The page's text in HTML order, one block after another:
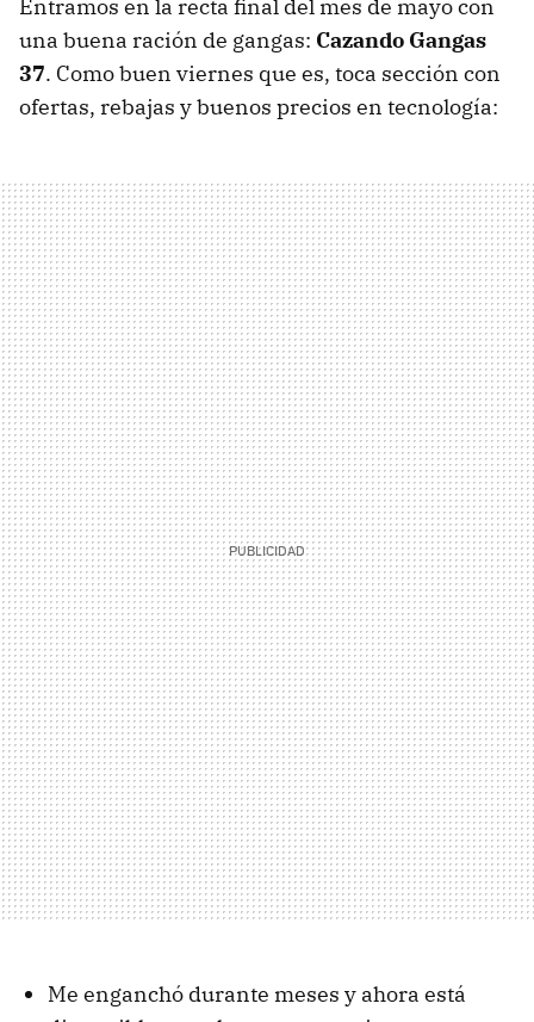
Entramos en la recta final del mes de mayo con
una buena ración de gangas: Cazando Gangas
37. Como buen viernes que es, toca sección con
ofertas, rebajas y buenos precios en tecnología:
Me enganchó durante meses y ahora está